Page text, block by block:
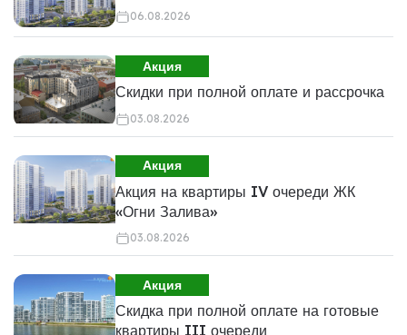
06.08.2026
Акция
Скидки при полной оплате и рассрочка
03.08.2026
Акция
Акция на квартиры IV очереди ЖК
«Огни Залива»
03.08.2026
Акция
Скидка при полной оплате на готовые
квартиры III очереди